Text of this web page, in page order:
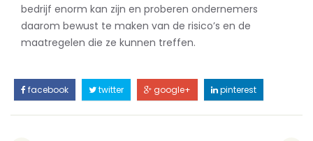
bedrijf enorm kan zijn en proberen ondernemers
daarom bewust te maken van de risico’s en de
maatregelen die ze kunnen treffen.
facebook twitter google+ pinterest